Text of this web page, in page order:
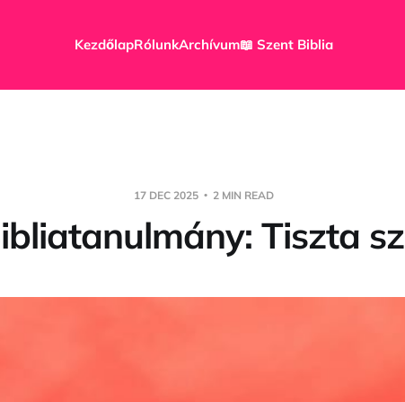
KezdőlapRólunkArchívum📖 Szent Biblia
17 DEC 2025 2 MIN READ
Tiszta